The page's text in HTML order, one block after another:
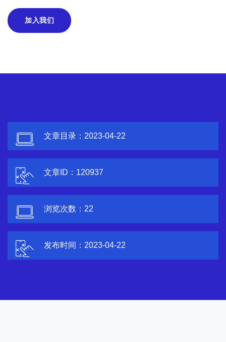
加入我们
文章目录：2023-04-22
文章ID：120937
浏览次数： 22
发布时间：2023-04-22